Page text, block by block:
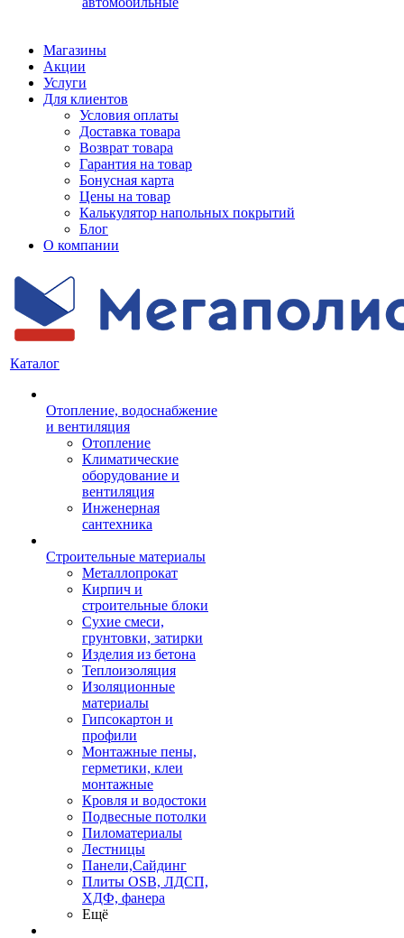
Магазины
Акции
Услуги
Для клиентов
Условия оплаты
Доставка товара
Возврат товара
Гарантия на товар
Бонусная карта
Цены на товар
Калькулятор напольных покрытий
Блог
О компании
Каталог
Отопление, водоснабжение
и вентиляция
Отопление
Климатические
оборудование и
вентиляция
Инженерная
сантехника
Строительные материалы
Металлопрокат
Кирпич и
строительные блоки
Сухие смеси,
грунтовки, затирки
Изделия из бетона
Теплоизоляция
Изоляционные
материалы
Гипсокартон и
профили
Монтажные пены,
герметики, клеи
монтажные
Кровля и водостоки
Подвесные потолки
Пиломатериалы
Лестницы
Панели,Сайдинг
Плиты OSB, ЛДСП,
ХДФ, фанера
Ещё